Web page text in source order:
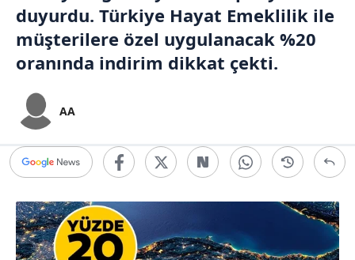
duyurdu. Türkiye Hayat Emeklilik ile
müşterilere özel uygulanacak %20
oranında indirim dikkat çekti.
AA